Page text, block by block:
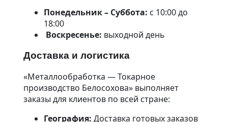
Новости
FAQ
Статьи
Когда ремонт выгоднее
Ремонт планетарного
Как снизить затраты на
ремонт оборудования
Как отремонтировать
Наши работы
Понедельник – Суббота: с 10:00 до
18:00
Воскресенье: выходной день
Доставка и логистика
«Металлообработка — Токарное
производство Белосохова» выполняет
заказы для клиентов по всей стране:
География: Доставка готовых заказов